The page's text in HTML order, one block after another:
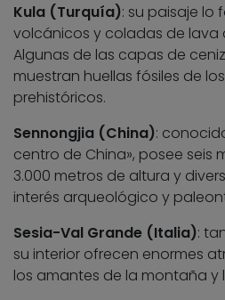
Kula (Turquía): su paisaje lo
volcánicos y coladas de lava
Algunas de las capas de
muestran huellas fósiles de
prehistóricos.
Sennongjia (China):
centro de China», posee seis
3.000 metros de altura y
interés arqueológico y
Sesia-Val Grande (Italia):
su interior ofrecen enormes
los amantes de la montaña y